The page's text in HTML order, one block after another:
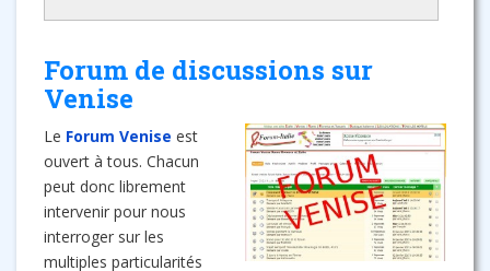
Forum de discussions sur
Venise
Le Forum Venise est
ouvert à tous. Chacun
peut donc librement
intervenir pour nous
interroger sur les
multiples particularités